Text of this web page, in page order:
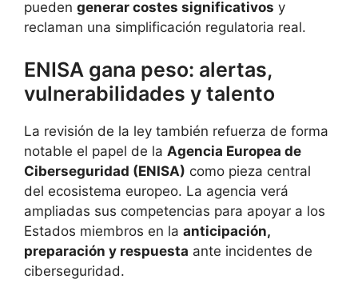
pueden generar costes significativos y
reclaman una simplificación regulatoria real.
ENISA gana peso: alertas,
vulnerabilidades y talento
La revisión de la ley también refuerza de forma
notable el papel de la Agencia Europea de
Ciberseguridad (ENISA) como pieza central
del ecosistema europeo. La agencia verá
ampliadas sus competencias para apoyar a los
Estados miembros en la anticipación,
preparación y respuesta ante incidentes de
ciberseguridad.